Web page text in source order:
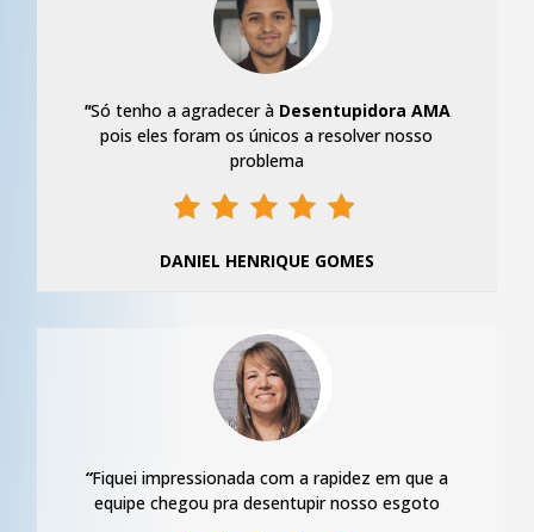
"Só tenho a agradecer à Desentupidora AMA
pois eles foram os únicos a resolver nosso
problema
DANIEL HENRIQUE GOMES
“Fiquei impressionada com a rapidez em que a
equipe chegou pra desentupir nosso esgoto